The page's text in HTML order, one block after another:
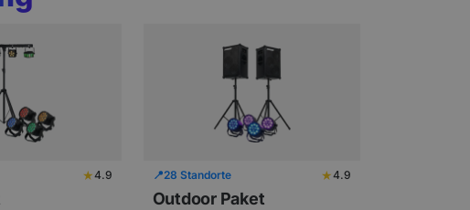
★4.9 📍28 Standorte ★4.9
Outdoor Paket